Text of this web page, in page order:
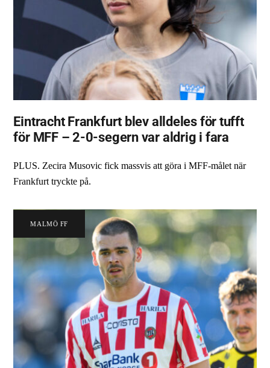
Eintracht Frankfurt blev alldeles för tufft
för MFF – 2-0-segern var aldrig i fara
PLUS. Zecira Musovic fick massvis att göra i MFF-målet när
Frankfurt tryckte på.
MALMÖ FF